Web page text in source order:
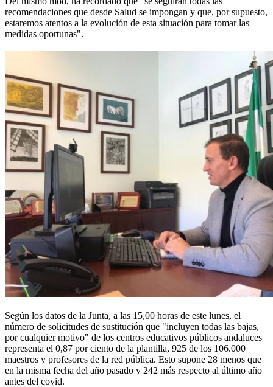
recomendaciones que desde Salud se impongan y que, por supuesto,
estaremos atentos a la evolución de esta situación para tomar las
medidas oportunas".
Según los datos de la Junta, a las 15,00 horas de este lunes, el
número de solicitudes de sustitución que "incluyen todas las bajas,
por cualquier motivo" de los centros educativos públicos andaluces
representa el 0,87 por ciento de la plantilla, 925 de los 106.000
maestros y profesores de la red pública. Esto supone 28 menos que
en la misma fecha del año pasado y 242 más respecto al último año
antes del covid.